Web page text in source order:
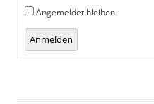
Angemeldet bleiben
Alternative:
Anmelden